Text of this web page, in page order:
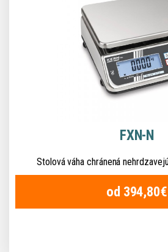
FXN-N
Stolová váha chránená
od 394,80€